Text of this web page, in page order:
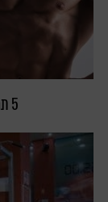
5 תרגילים לאימון גב מטורף